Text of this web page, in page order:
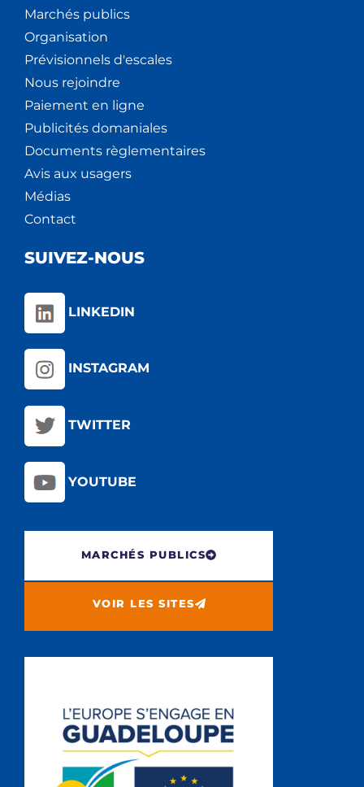
Marchés publics
Organisation
Prévisionnels d'escales
Nous rejoindre
Paiement en ligne
Publicités domaniales
Documents règlementaires
Avis aux usagers
Médias
Contact
SUIVEZ-NOUS
LINKEDIN
INSTAGRAM
TWITTER
YOUTUBE
MARCHÉS PUBLICS
VOIR LES SITES